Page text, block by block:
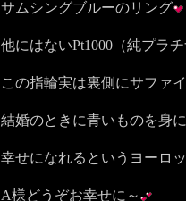
サムシングブルーのリング
他にはないPt1000（純プラ
この指輪実は裏側にサファ
結婚のときに青いものを身
幸せになれるというヨーロ
A様どうぞお幸せに～